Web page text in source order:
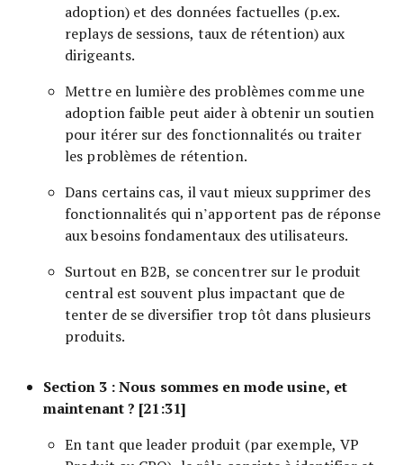
adoption) et des données factuelles (p.ex.
replays de sessions, taux de rétention) aux
dirigeants.
Mettre en lumière des problèmes comme une
adoption faible peut aider à obtenir un soutien
pour itérer sur des fonctionnalités ou traiter
les problèmes de rétention.
Dans certains cas, il vaut mieux supprimer des
fonctionnalités qui n’apportent pas de réponse
aux besoins fondamentaux des utilisateurs.
Surtout en B2B, se concentrer sur le produit
central est souvent plus impactant que de
tenter de se diversifier trop tôt dans plusieurs
produits.
Section 3 : Nous sommes en mode usine, et
maintenant ? [21:31]
En tant que leader produit (par exemple, VP